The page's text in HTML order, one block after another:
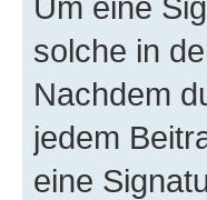
solche in
Nachdem
jedem
eine